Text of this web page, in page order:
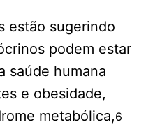
estão sugerindo
podem estar
saúde humana
e obesidade,
metabólica,6